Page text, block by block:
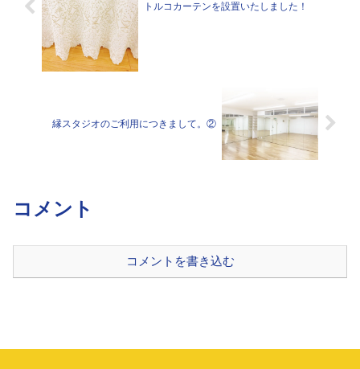
トルコカーテンを設置いたしました！
縁スタジオのご利用につきまして。②
コメント
コメントを書き込む